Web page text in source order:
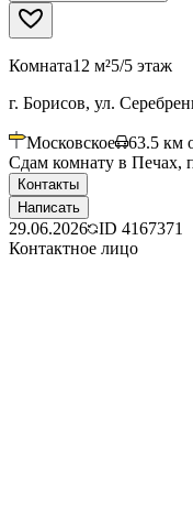
Комната12 м²5/5 этаж
г. Борисов, ул.
Московское 63.5 км
Сдам комнату в Печах,
Контакты
Написать
29.06.2026 ID 4167371
Контактное лицо